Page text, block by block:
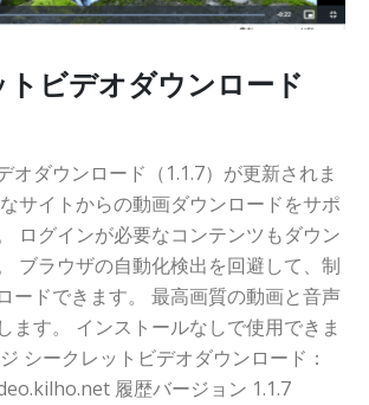
トビデオダウンロード
オダウンロード（1.1.7）が更新されま
サイトからの動画ダウンロードをサポ
ログインが必要なコンテンツもダウン
ブラウザの自動化検出を回避して、制
ードできます。 最高画質の動画と音声
ます。 インストールなしで使用できま
シークレットビデオダウンロード：
履歴バージョン 1.1.7